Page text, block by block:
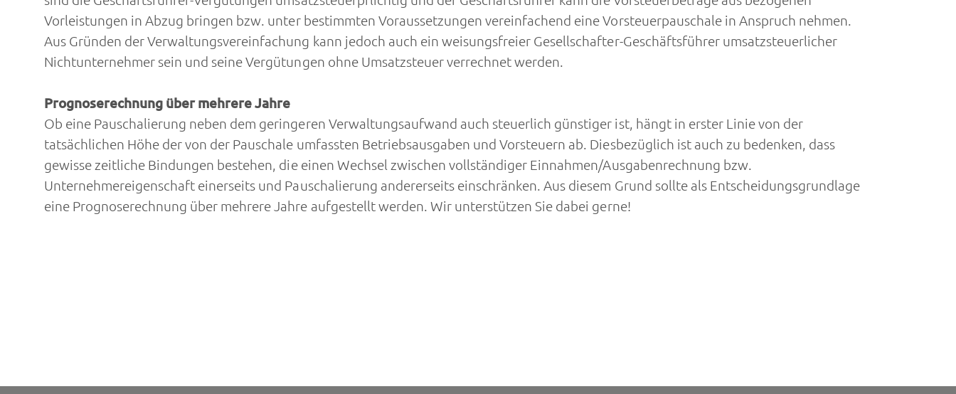
Vorleistungen in Abzug bringen bzw. unter bestimmten Voraussetzungen vereinfachend eine Vorsteuerpauschale in Anspruch nehmen.
Aus Gründen der Verwaltungsvereinfachung kann jedoch auch ein weisungsfreier Gesellschafter-Geschäftsführer umsatzsteuerlicher
Nichtunternehmer sein und seine Vergütungen ohne Umsatzsteuer verrechnet werden.
Prognoserechnung über mehrere Jahre
Ob eine Pauschalierung neben dem geringeren Verwaltungsaufwand auch steuerlich günstiger ist, hängt in erster Linie von der
tatsächlichen Höhe der von der Pauschale umfassten Betriebsausgaben und Vorsteuern ab. Diesbezüglich ist auch zu bedenken, dass
gewisse zeitliche Bindungen bestehen, die einen Wechsel zwischen vollständiger Einnahmen/Ausgabenrechnung bzw.
Unternehmereigenschaft einerseits und Pauschalierung andererseits einschränken. Aus diesem Grund sollte als Entscheidungsgrundlage
eine Prognoserechnung über mehrere Jahre aufgestellt werden. Wir unterstützen Sie dabei gerne!